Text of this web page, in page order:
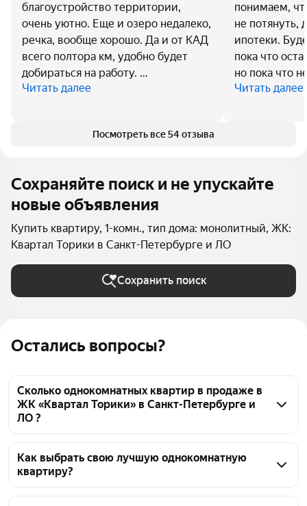
Остались вопросы?
Сколько однокомнатных квартир в продаже в
ЖК «Квартал Торики» в Санкт-Петербурге и
ЛО ?
Торики» в Санкт-Петербурге и ЛО 47
однокомнатных квартир 47 объявлений от
Как выбрать свою лучшую однокомнатную
квартиру?
благоустройство территории,
очень уютно. Еще и озеро недалеко,
речка, вообще хорошо. Да и от КАД
всего полтора км, удобно будет
добираться на работу. …
Читать далее
понимаем,
не потянуть,
ипотеки.
пока что
но пока что
Читать далее
Посмотреть все 54 отзыва
Сохраняйте поиск и не упускайте
новые объявления
Купить квартиру, 1-комн., тип дома: монолитный, ЖК:
Квартал Торики в Санкт-Петербурге и ЛО
Сохранить поиск